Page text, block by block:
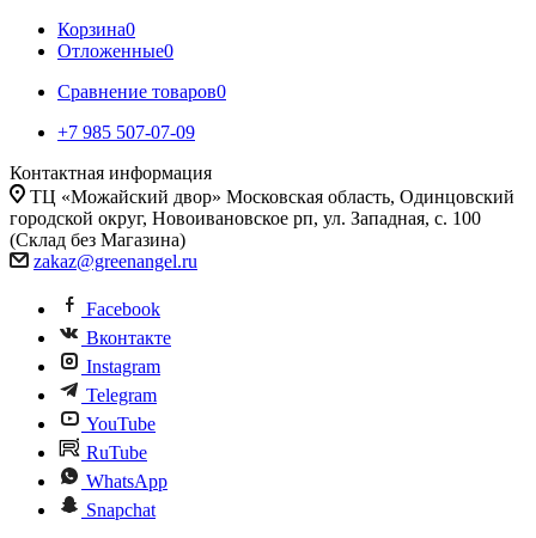
Корзина0
Отложенные0
Сравнение товаров0
+7 985 507-07-09
Контактная информация
ТЦ «Можайский двор» Московская область, Одинцовский
городской округ, Новоивановское рп, ул. Западная, с. 100
(Склад без Магазина)
zakaz@greenangel.ru
Facebook
Вконтакте
Instagram
Telegram
YouTube
RuTube
WhatsApp
Snapchat